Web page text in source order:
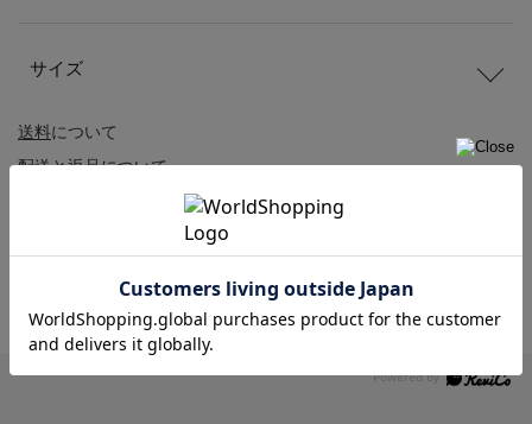
送料について
配送と返品について
サイズ